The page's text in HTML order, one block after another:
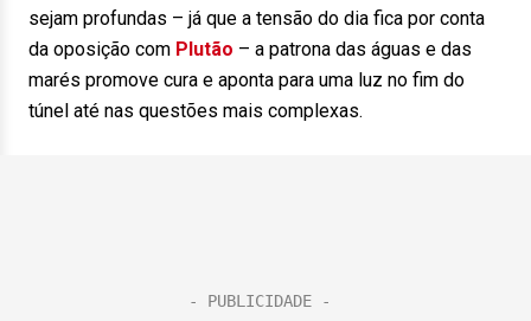
sejam profundas – já que a tensão do dia fica por conta
da oposição com Plutão – a patrona das águas e das
marés promove cura e aponta para uma luz no fim do
túnel até nas questões mais complexas.